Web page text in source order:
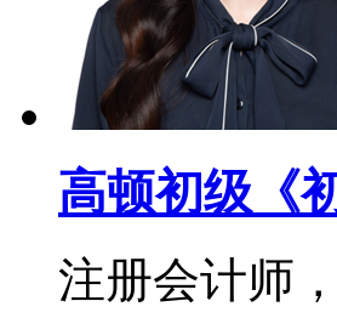
高顿初级《
注册会计师